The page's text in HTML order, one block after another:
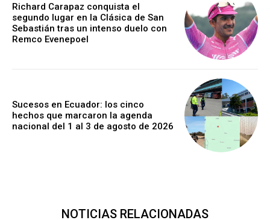
Richard Carapaz conquista el
segundo lugar en la Clásica de San
Sebastián tras un intenso duelo con
Remco Evenepoel
Sucesos en Ecuador: los cinco
hechos que marcaron la agenda
nacional del 1 al 3 de agosto de 2026
NOTICIAS RELACIONADAS